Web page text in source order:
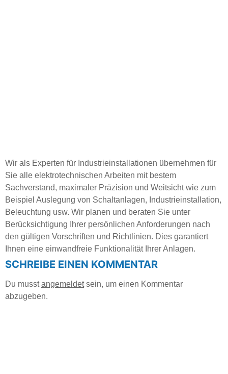
Wir als Experten für Industrieinstallationen übernehmen für
Sie alle elektrotechnischen Arbeiten mit bestem
Sachverstand, maximaler Präzision und Weitsicht wie zum
Beispiel Auslegung von Schaltanlagen, Industrieinstallation,
Beleuchtung usw. Wir planen und beraten Sie unter
Berücksichtigung Ihrer persönlichen Anforderungen nach
den gültigen Vorschriften und Richtlinien. Dies garantiert
Ihnen eine einwandfreie Funktionalität Ihrer Anlagen.
SCHREIBE EINEN KOMMENTAR
Du musstangemeldetsein, um einen Kommentar
abzugeben.